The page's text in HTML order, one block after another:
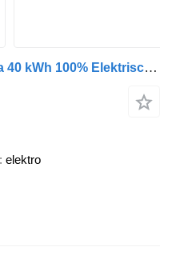
Nissan e-NV200 L2H2 Optima 40 kWh 100% Elektrisch Snellader WLTP 200km
elektro